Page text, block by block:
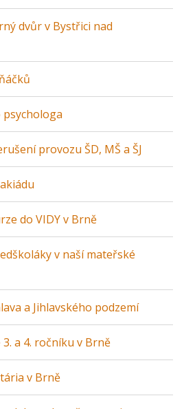
dvůr v Bystřici nad
psychologa
provozu ŠD, MŠ a ŠJ
do VIDY v Brně
v naší mateřské
a Jihlavského podzemí
3. a 4. ročníku v Brně
v Brně